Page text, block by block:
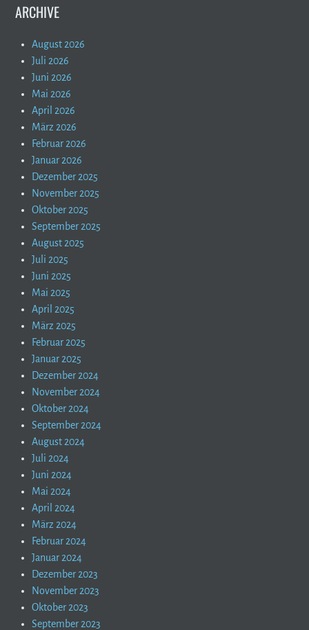
ARCHIVE
August 2026
Juli 2026
Juni 2026
Mai 2026
April 2026
März 2026
Februar 2026
Januar 2026
Dezember 2025
November 2025
Oktober 2025
September 2025
August 2025
Juli 2025
Juni 2025
Mai 2025
April 2025
März 2025
Februar 2025
Januar 2025
Dezember 2024
November 2024
Oktober 2024
September 2024
August 2024
Juli 2024
Juni 2024
Mai 2024
April 2024
März 2024
Februar 2024
Januar 2024
Dezember 2023
November 2023
Oktober 2023
September 2023